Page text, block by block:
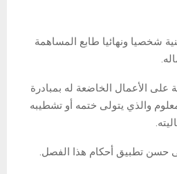
شخصيا ونهائيا طابع المساهمة
على الأعمال الخاضعة له بمبادرة
والذي يتولى ختمه أو تشطيبه
حسن تطبيق أحكام هذا الفصل.